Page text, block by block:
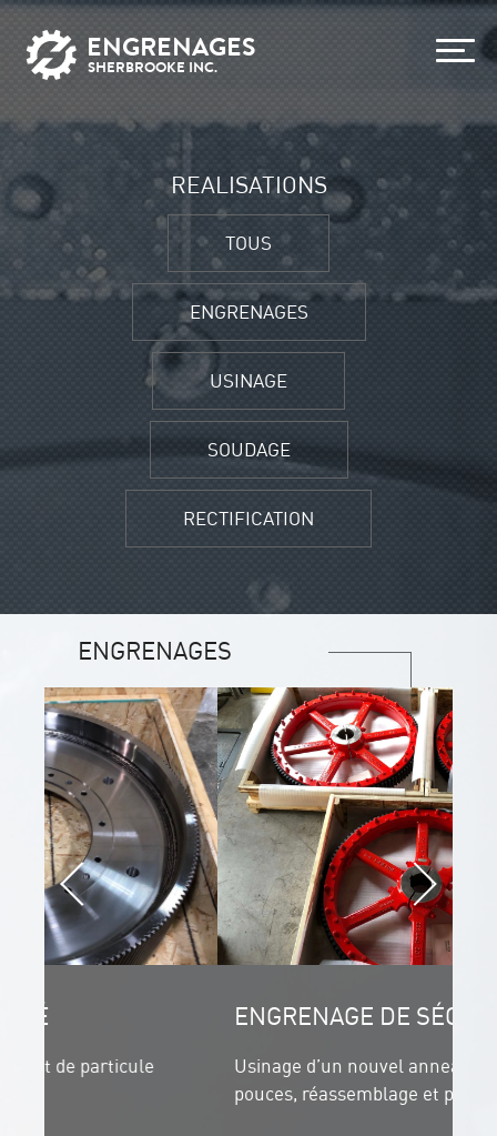
ENGRENAGES
SHERBROOKE INC.
REALISATIONS
TOUS
ENGRENAGES
USINAGE
SOUDAGE
RECTIFICATION
ENGRENAGES
ENGRENAGE DE SÉCHOIR
Usinage d’un nouvel anneau en nylon de 60
pouces, réassemblage et peinture.